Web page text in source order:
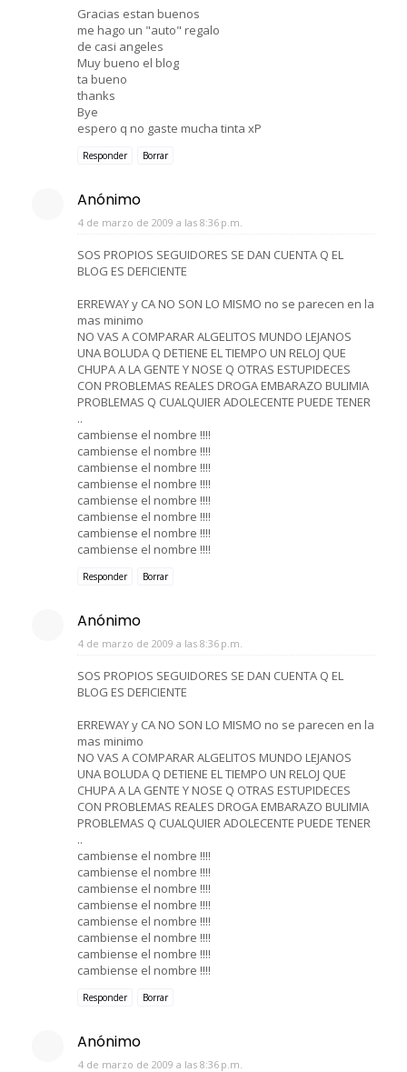
Gracias estan buenos
me hago un "auto" regalo
de casi angeles
Muy bueno el blog
ta bueno
thanks
Bye
espero q no gaste mucha tinta xP
Responder Borrar
Anónimo
4 de marzo de 2009 a las 8:36 p.m.
SOS PROPIOS SEGUIDORES SE DAN CUENTA Q EL
BLOG ES DEFICIENTE
ERREWAY y CA NO SON LO MISMO no se parecen en la
mas minimo
NO VAS A COMPARAR ALGELITOS MUNDO LEJANOS
UNA BOLUDA Q DETIENE EL TIEMPO UN RELOJ QUE
CHUPA A LA GENTE Y NOSE Q OTRAS ESTUPIDECES
CON PROBLEMAS REALES DROGA EMBARAZO BULIMIA
PROBLEMAS Q CUALQUIER ADOLECENTE PUEDE TENER
..
cambiense el nombre !!!!
cambiense el nombre !!!!
cambiense el nombre !!!!
cambiense el nombre !!!!
cambiense el nombre !!!!
cambiense el nombre !!!!
cambiense el nombre !!!!
cambiense el nombre !!!!
Responder Borrar
Anónimo
4 de marzo de 2009 a las 8:36 p.m.
SOS PROPIOS SEGUIDORES SE DAN CUENTA Q EL
BLOG ES DEFICIENTE
ERREWAY y CA NO SON LO MISMO no se parecen en la
mas minimo
NO VAS A COMPARAR ALGELITOS MUNDO LEJANOS
UNA BOLUDA Q DETIENE EL TIEMPO UN RELOJ QUE
CHUPA A LA GENTE Y NOSE Q OTRAS ESTUPIDECES
CON PROBLEMAS REALES DROGA EMBARAZO BULIMIA
PROBLEMAS Q CUALQUIER ADOLECENTE PUEDE TENER
..
cambiense el nombre !!!!
cambiense el nombre !!!!
cambiense el nombre !!!!
cambiense el nombre !!!!
cambiense el nombre !!!!
cambiense el nombre !!!!
cambiense el nombre !!!!
cambiense el nombre !!!!
Responder Borrar
Anónimo
4 de marzo de 2009 a las 8:36 p.m.